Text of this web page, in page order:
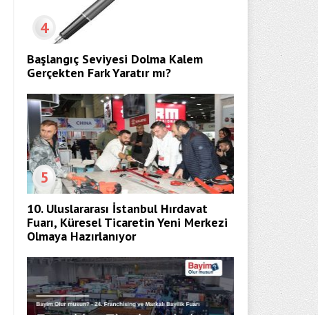
4
Başlangıç Seviyesi Dolma Kalem
Gerçekten Fark Yaratır mı?
5
10. Uluslararası İstanbul Hırdavat
Fuarı, Küresel Ticaretin Yeni Merkezi
Olmaya Hazırlanıyor